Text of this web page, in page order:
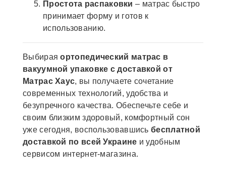
Простота распаковки – матрас быстро
принимает форму и готов к
использованию.
Выбираяортопедический матрас в
вакуумной упаковке с доставкой от
Матрас Хаус, вы получаете сочетание
современных технологий, удобства и
безупречного качества. Обеспечьте себе и
своим близким здоровый, комфортный сон
уже сегодня, воспользовавшисьбесплатной
доставкой по всей Украине и удобным
сервисом интернет-магазина.